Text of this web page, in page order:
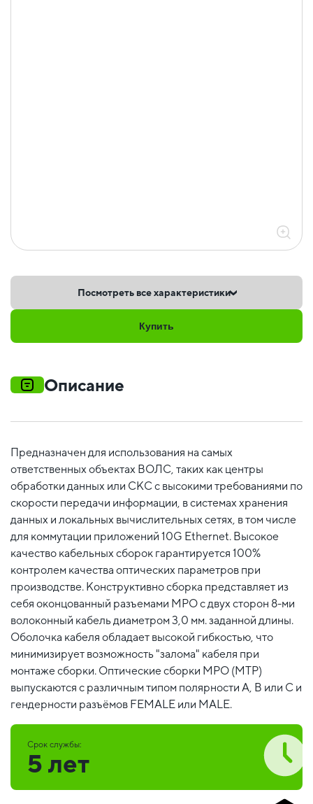
Посмотреть все характеристики
Купить
Описание
Предназначен для использования на самых
ответственных объектах ВОЛС, таких как центры
обработки данных или СКС с высокими требованиями по
скорости передачи информации, в системах хранения
данных и локальных вычислительных сетях, в том числе
для коммутации приложений 10G Ethernet. Высокое
качество кабельных сборок гарантируется 100%
контролем качества оптических параметров при
производстве. Конструктивно сборка представляет из
себя оконцованный разъемами MPO c двух сторон 8-ми
волоконный кабель диаметром 3,0 мм. заданной длины.
Оболочка кабеля обладает высокой гибкостью, что
минимизирует возможность "залома" кабеля при
монтаже сборки. Оптические сборки MPO (MTP)
выпускаются с различным типом полярности А, В или С и
гендерности разъёмов FEMALE или MALE.
Срок службы:
5 лет